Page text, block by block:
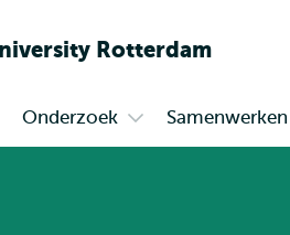
Rotterdam
Onderzoek Samenwerken